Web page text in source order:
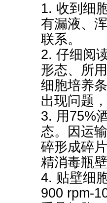
1. 收到细
有漏液、
联系。
2. 仔细阅
形态、所
细胞培养
出现问题
3. 用75%
态。因运
碎形成碎
精消毒瓶
4. 贴壁细
900 rpm-